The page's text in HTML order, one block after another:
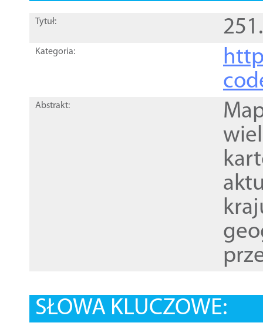
Tytuł:
Kategoria:
Abstrakt:
SŁOWA KLUCZOWE: